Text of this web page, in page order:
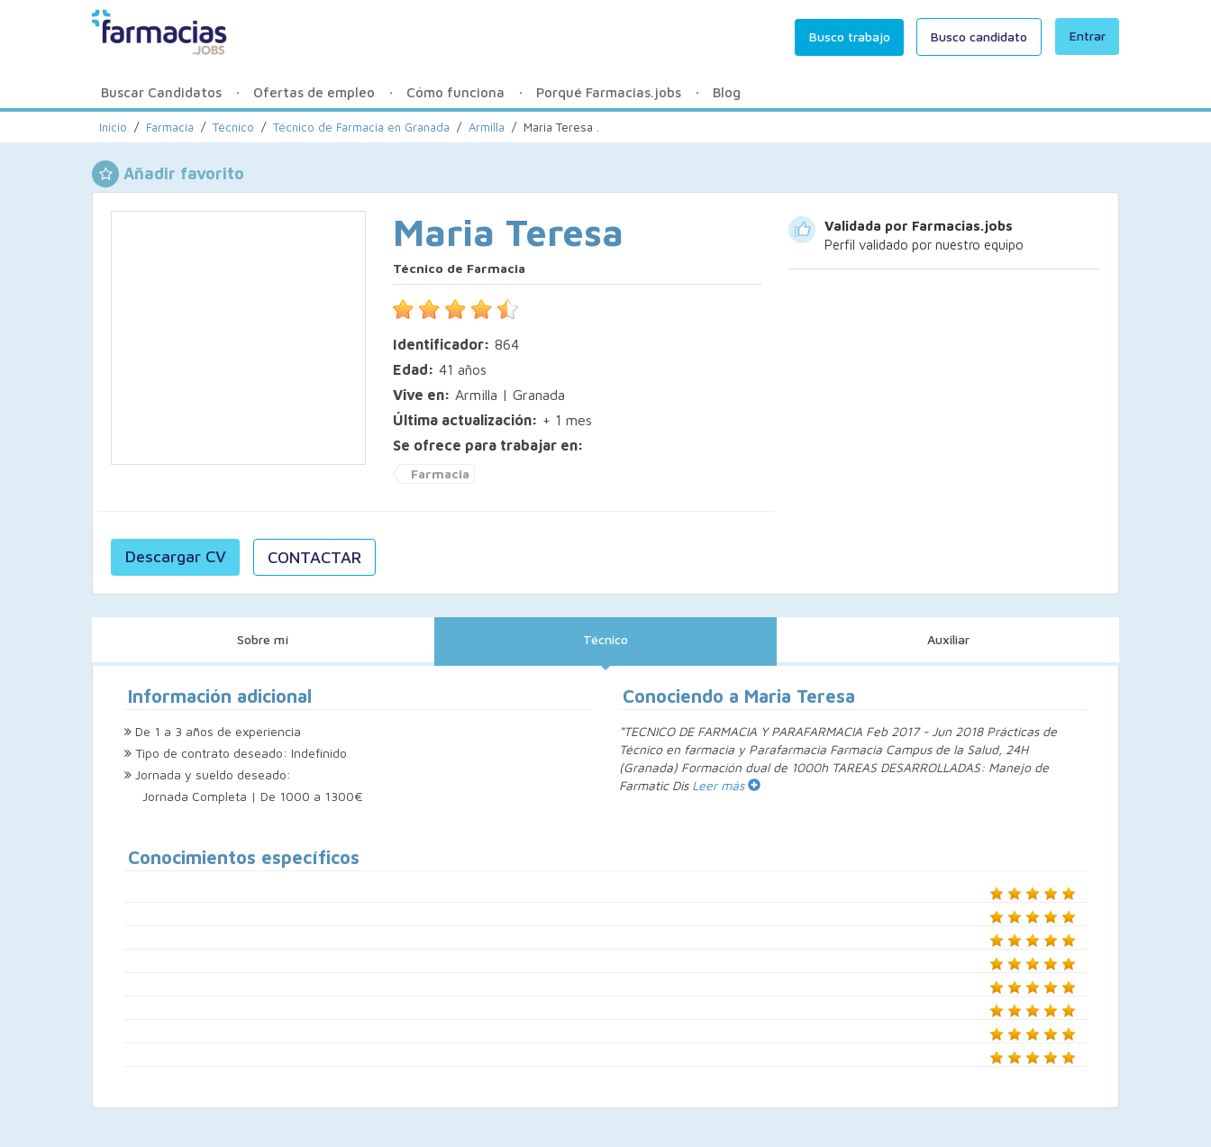
Entrar
Busco trabajo Busco candidato
Buscar Candidatos Ofertas de empleo Cómo funciona Porqué Farmacias.jobs Blog
Inicio / Farmacia / Técnico / Técnico de Farmacia en Granada / Armilla / Maria Teresa .
Añadir favorito
Maria Teresa
Técnico de Farmacia
Identificador: 864
Edad: 41 años
Vive en: Armilla | Granada
Última actualización: + 1 mes
Se ofrece para trabajar en:
Farmacia
Descargar CV CONTACTAR
Validada por Farmacias.jobs
Perfil validado por nuestro equipo
Sobre mí Técnico Auxiliar
Información adicional
De 1 a 3 años de experiencia
Tipo de contrato deseado: Indefinido
Jornada y sueldo deseado:
Jornada Completa | De 1000 a 1300€
Conociendo a Maria Teresa
“TECNICO DE FARMACIA Y PARAFARMACIA Feb 2017 - Jun 2018 Prácticas de
Técnico en farmacia y Parafarmacia Farmacia Campus de la Salud, 24H
(Granada) Formación dual de 1000h TAREAS DESARROLLADAS: Manejo de
Farmatic Dis Leer más
Conocimientos específicos